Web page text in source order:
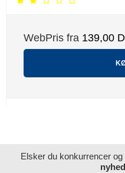
WebPris fra 139,00
Elsker du konkurrencer og